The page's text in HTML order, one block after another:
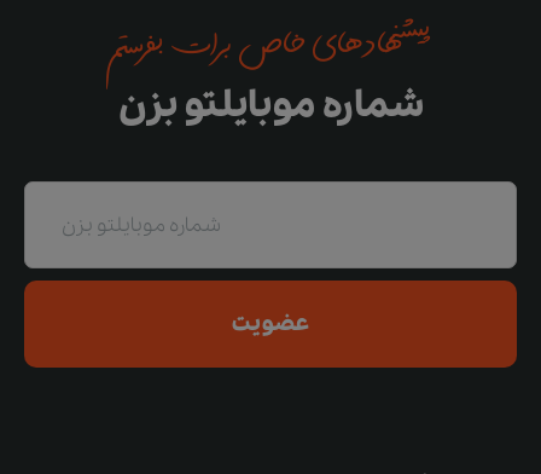
پیشنهادهای خاص برات بفرستم
شماره موبایلتو بزن
عضویت